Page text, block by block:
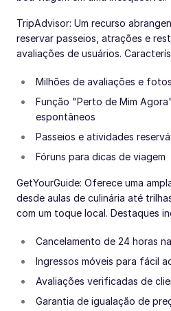
TripAdvisor: Um recurso
reservar passeios, atrações e
avaliações de usuários.
Milhões de avaliações e
Função "Perto de Mim
espontâneos
Passeios e atividades
Fóruns para dicas de viagem
GetYourGuide: Oferece uma
desde aulas de culinária até
com um toque local. Destaques
Cancelamento de 24 horas
Ingressos móveis para fácil
Avaliações verificadas de
Garantia de igualação de